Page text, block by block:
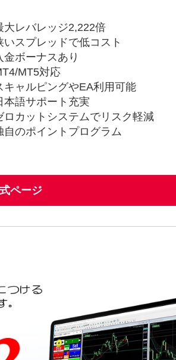
大レバレッジ2,222倍
いスプレッドで低コスト
金ボーナスあり
MT5対応
キャルピングやEA利用可能
本語サポート充実
ロカットシステムでリスク軽減
自のポイントプログラム
ページ